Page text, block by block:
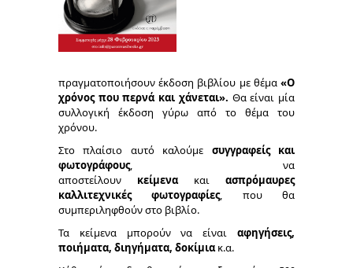
πραγματοποιήσουν έκδοση βιβλίου με θέμα «Ο
χρόνος που περνά και χάνεται». Θα είναι μία
συλλογική έκδοση γύρω από το θέμα του
χρόνου.
Στο πλαίσιο αυτό καλούμε συγγραφείς και
φωτογράφους, να
αποστείλουν κείμενακαι ασπρόμαυρες
καλλιτεχνικές φωτογραφίες, που θα
συμπεριληφθούν στο βιβλίο.
Τα κείμενα μπορούν να είναι αφηγήσεις,
ποιήματα, διηγήματα, δοκίμιακ.α.